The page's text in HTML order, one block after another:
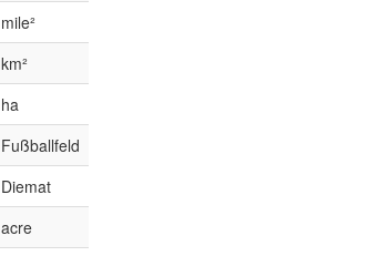
mile²
km²
ha
Fußballfeld
Diemat
acre